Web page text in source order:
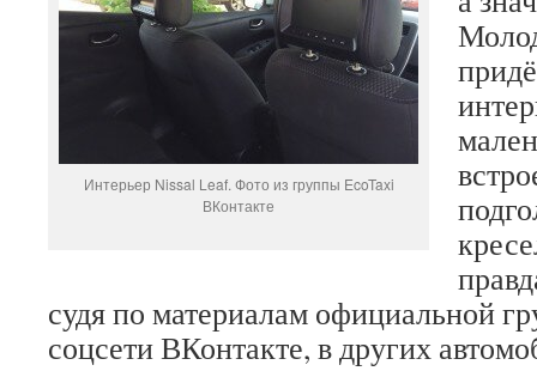
Интерьер Nissal Leaf. Фото из группы EcoTaxi
ВКонтакте
судя по материалам официальной
соцсети ВКонтакте, в других